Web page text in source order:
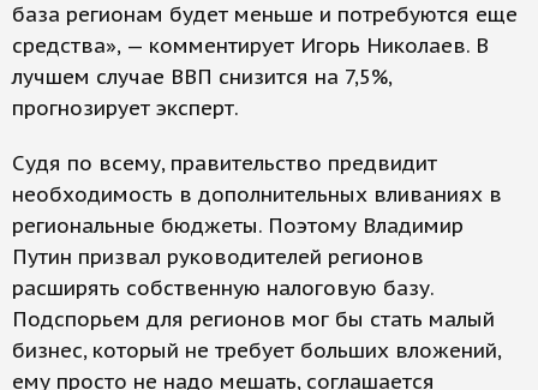
база регионам будет меньше и потребуются еще
средства», — комментирует Игорь Николаев. В
лучшем случае ВВП снизится на 7,5%,
прогнозирует эксперт.
Судя по всему, правительство предвидит
необходимость в дополнительных вливаниях в
региональные бюджеты. Поэтому Владимир
Путин призвал руководителей регионов
расширять собственную налоговую базу.
Подспорьем для регионов мог бы стать малый
бизнес, который не требует больших вложений,
ему просто не надо мешать, соглашается